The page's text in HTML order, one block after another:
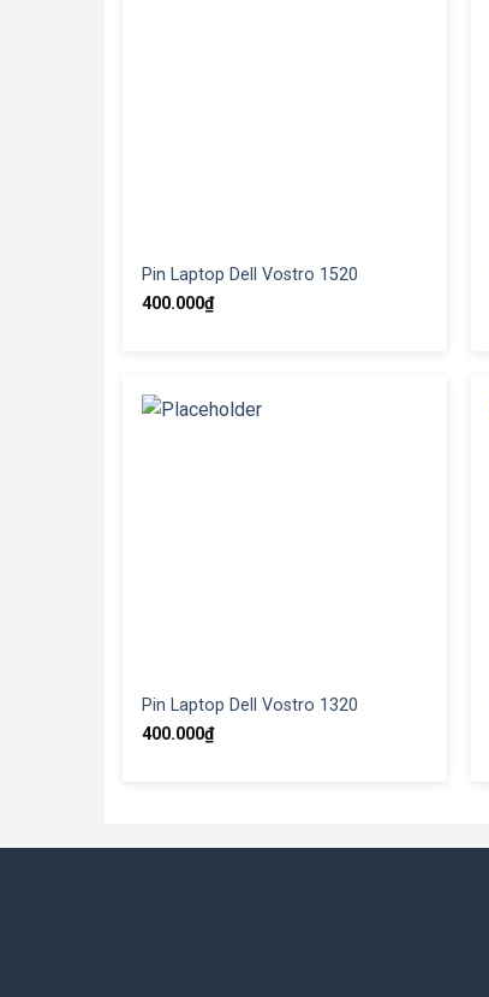
Pin Laptop Dell Vostro 1520
400.000₫
Pin Laptop Dell Vostro 1320
400.000₫